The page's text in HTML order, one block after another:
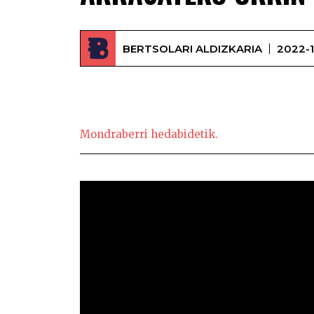
BERTSOLARI ALDIZKARIA 2022-
Mondraberri hedabidetik.